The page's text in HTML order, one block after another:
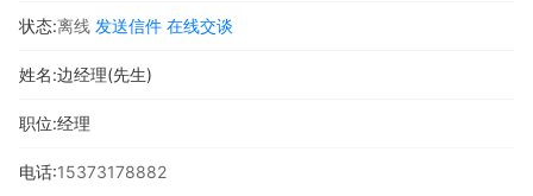
状态:离线 发送信件 在线交谈
姓名:边经理(先生)
职位:经理
电话:15373178882